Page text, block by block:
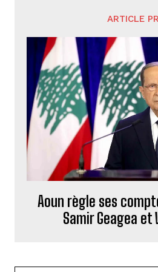
ARTICLE
Aoun règle ses
Samir Geagea